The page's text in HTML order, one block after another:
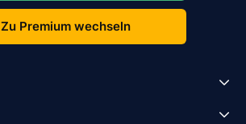
Zu Premium wechseln